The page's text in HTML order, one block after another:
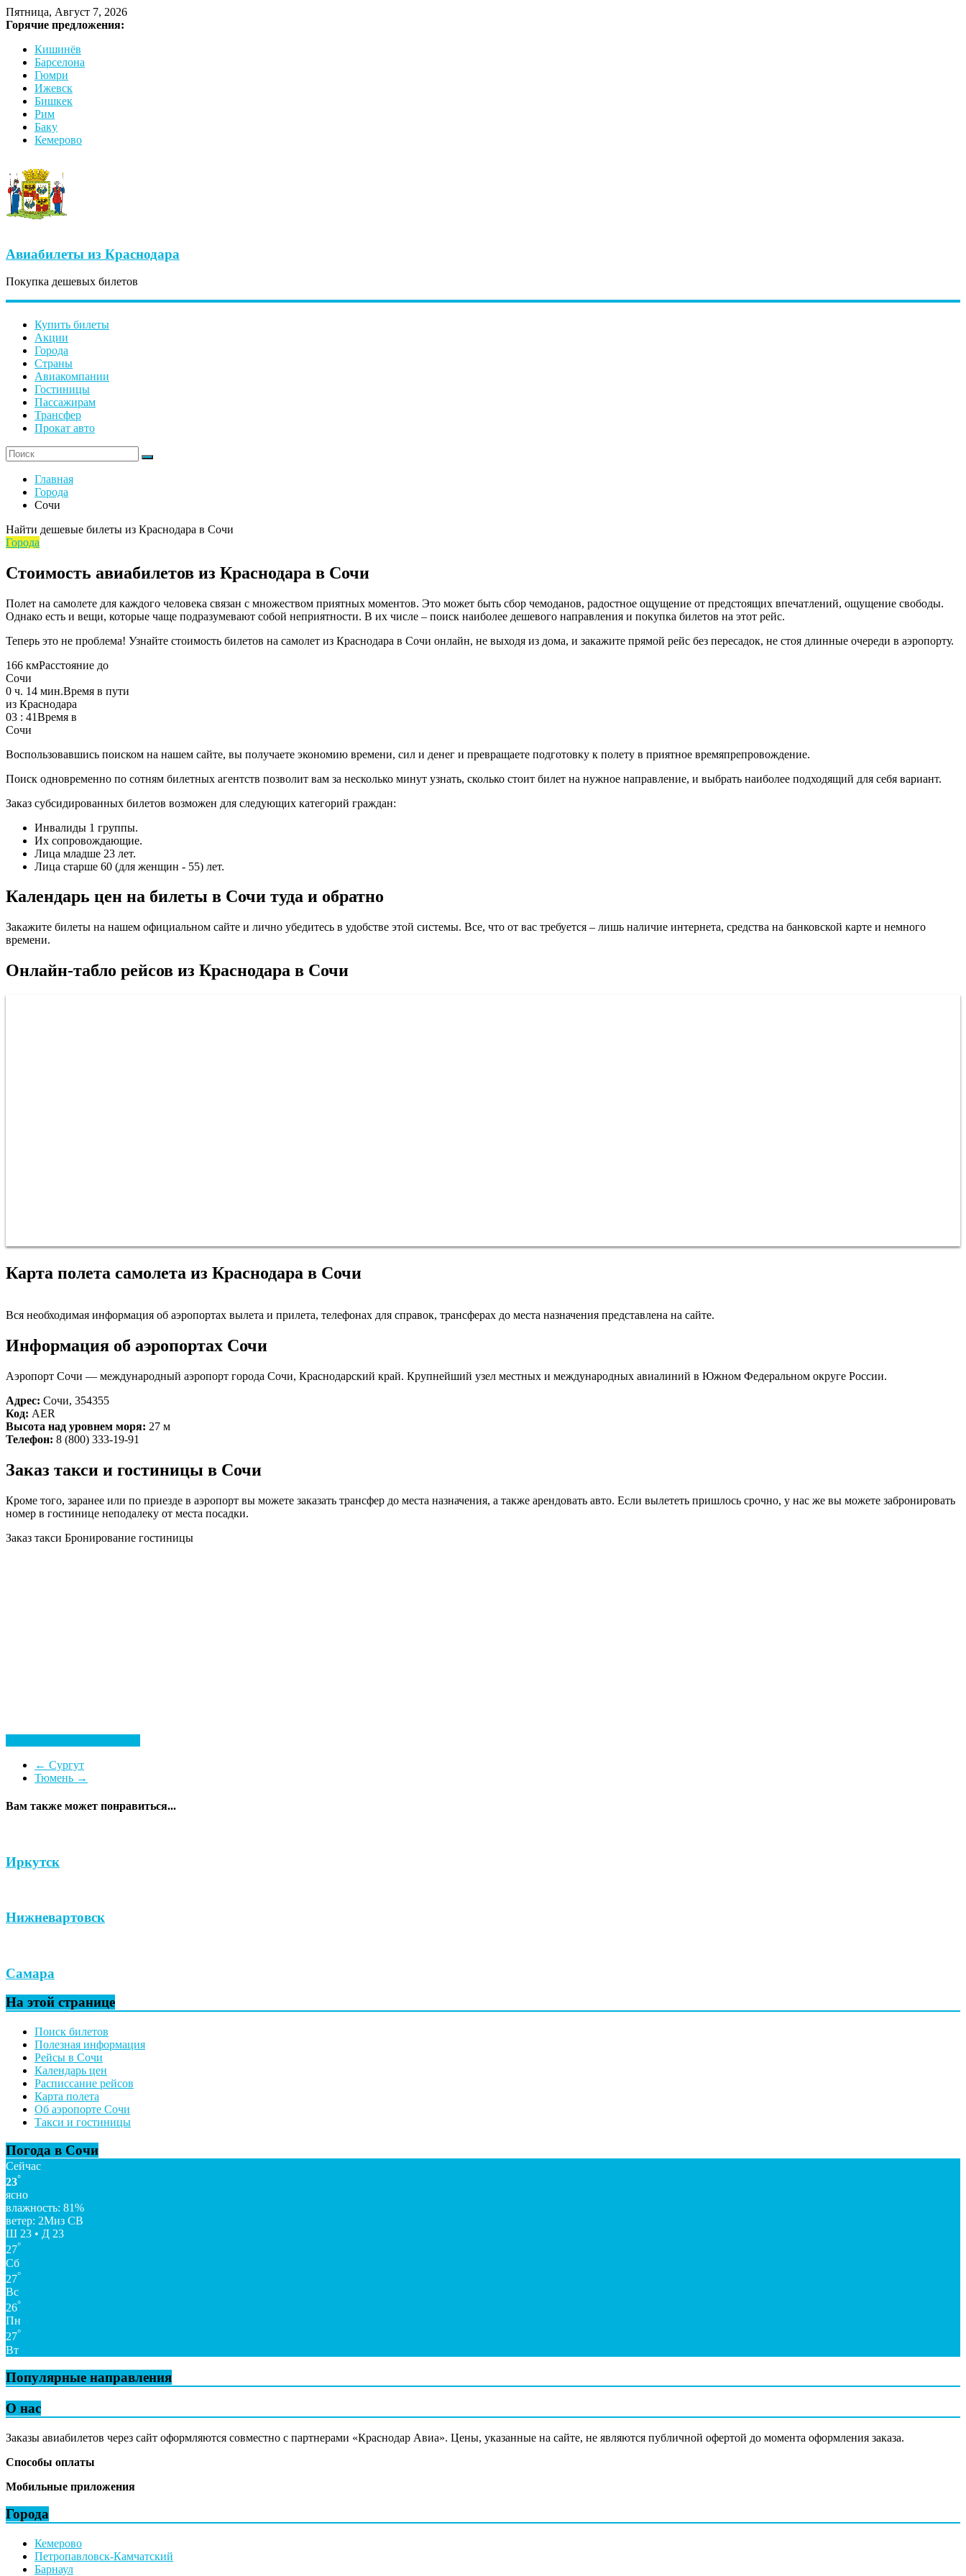
Пятница, Август 7, 2026
Горячие предложения:
Кишинёв
Барселона
Гюмри
Ижевск
Бишкек
Рим
Баку
Кемерово
Авиабилеты из Краснодара
Покупка дешевых билетов
Купить билеты
Акции
Города
Страны
Авиакомпании
Гостиницы
Пассажирам
Трансфер
Прокат авто
Главная
Города
Сочи
Найти дешевые билеты из Краснодара в Сочи
Города
Стоимость авиабилетов из Краснодара в Сочи
Полет на самолете для каждого человека связан с множеством приятных моментов. Это может быть сбор чемоданов, радостное ощущение от предстоящих впечатлений, ощущение свободы.
Однако есть и вещи, которые чаще подразумевают собой неприятности. В их числе – поиск наиболее дешевого направления и покупка билетов на этот рейс.
Теперь это не проблема! Узнайте стоимость билетов на самолет из Краснодара в Сочи онлайн, не выходя из дома, и закажите прямой рейс без пересадок, не стоя длинные очереди в аэропорту.
166 кмРасстояние до
Сочи
0 ч. 14 мин.Время в пути
из Краснодара
03 : 41Время в
Сочи
Воспользовавшись поиском на нашем сайте, вы получаете экономию времени, сил и денег и превращаете подготовку к полету в приятное времяпрепровождение.
Поиск одновременно по сотням билетных агентств позволит вам за несколько минут узнать, сколько стоит билет на нужное направление, и выбрать наиболее подходящий для себя вариант.
Заказ субсидированных билетов возможен для следующих категорий граждан:
Инвалиды 1 группы.
Их сопровождающие.
Лица младше 23 лет.
Лица старше 60 (для женщин - 55) лет.
Календарь цен на билеты в Сочи туда и обратно
Закажите билеты на нашем официальном сайте и лично убедитесь в удобстве этой системы. Все, что от вас требуется – лишь наличие интернета, средства на банковской карте и немного
времени.
Онлайн-табло рейсов из Краснодара в Сочи
Карта полета самолета из Краснодара в Сочи
Вся необходимая информация об аэропортах вылета и прилета, телефонах для справок, трансферах до места назначения представлена на сайте.
Информация об аэропортах Сочи
Аэропорт Сочи — международный аэропорт города Сочи, Краснодарский край. Крупнейший узел местных и международных авиалиний в Южном Федеральном округе России.
Адрес: Сочи, 354355
Код: AER
Высота над уровнем моря: 27 м
Телефон: 8 (800) 333-19-91
Заказ такси и гостиницы в Сочи
Кроме того, заранее или по приезде в аэропорт вы можете заказать трансфер до места назначения, а также арендовать авто. Если вылететь пришлось срочно, у нас же вы можете забронировать
номер в гостинице неподалеку от места посадки.
Заказ такси Бронирование гостиницы
← Сургут
Тюмень →
Вам также может понравиться...
Иркутск
Нижневартовск
Самара
На этой странице
Поиск билетов
Полезная информация
Рейсы в Сочи
Календарь цен
Расписсание рейсов
Карта полета
Об аэропорте Сочи
Такси и гостиницы
Погода в Сочи
Сейчас
23°
ясно
влажность: 81%
ветер: 2Миз СВ
Ш 23 • Д 23
27°
Сб
27°
Вс
26°
Пн
27°
Вт
Популярные направления
О нас
Заказы авиабилетов через сайт оформляются совместно с партнерами «Краснодар Авиа». Цены, указанные на сайте, не являются публичной офертой до момента оформления заказа.
Способы оплаты
Мобильные приложения
Города
Кемерово
Петропавловск-Камчатский
Барнаул